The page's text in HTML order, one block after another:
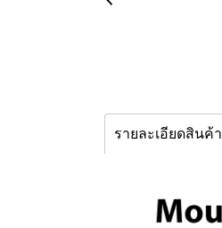
รายละเอียดสินค้า